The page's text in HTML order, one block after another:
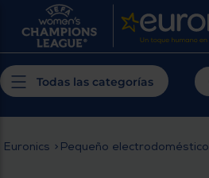
Personaliza tu
Todas las categorías
Euronics > Pequeño electrodoméstico